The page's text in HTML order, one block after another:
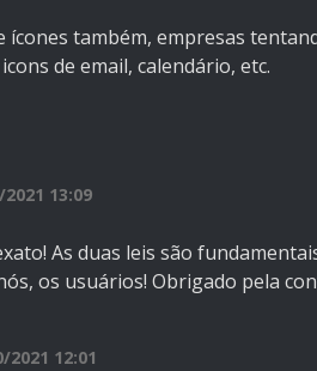
ícones também, empresas
de email, calendário, etc.
13:09
As duas leis são
os usuários! Obrigado pela
12:01